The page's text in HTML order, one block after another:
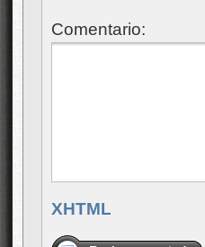
Comentario:
XHTML